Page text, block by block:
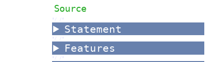
Source
*/ /*
Statement
*/ /*
Features
*/ /*